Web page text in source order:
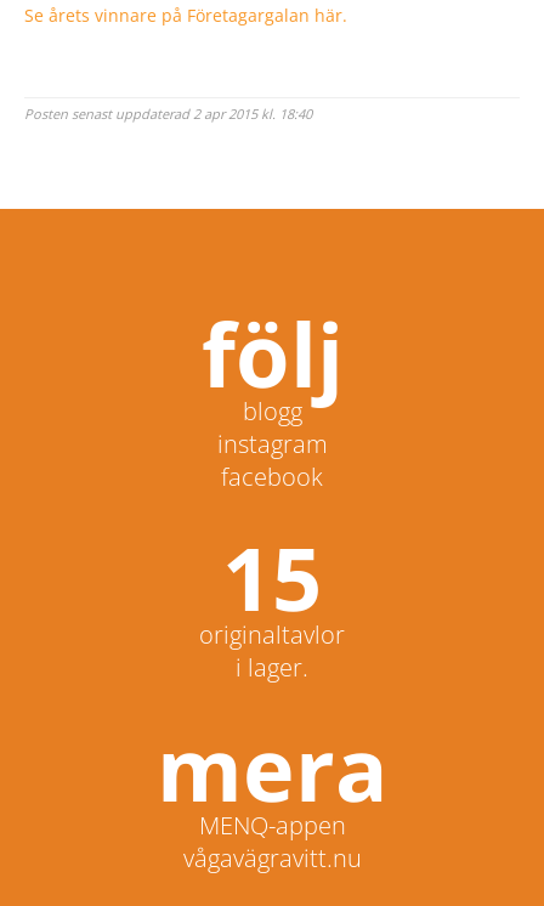
Se årets vinnare på Företagargalan här.
Posten senast uppdaterad 2 apr 2015 kl. 18:40
följ
blogg
instagram
facebook
15
originaltavlor
i lager.
mera
MENQ-appen
vågavägravitt.nu